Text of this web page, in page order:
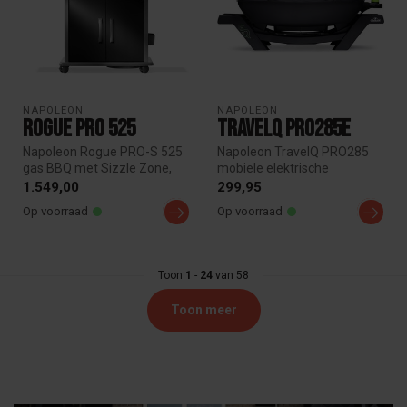
NAPOLEON
Rogue PRO 525
Napoleon Rogue PRO-S 525
gas BBQ met Sizzle Zone,
achterbrander en 4 branders.
1.549,00
Op voorraad
NAPOLEON
TravelQ PRO285E
Napoleon TravelQ PRO285
mobiele elektrische
barbecue biedt
299,95
Op voorraad
Toon 1 - 24 van 58
Toon meer